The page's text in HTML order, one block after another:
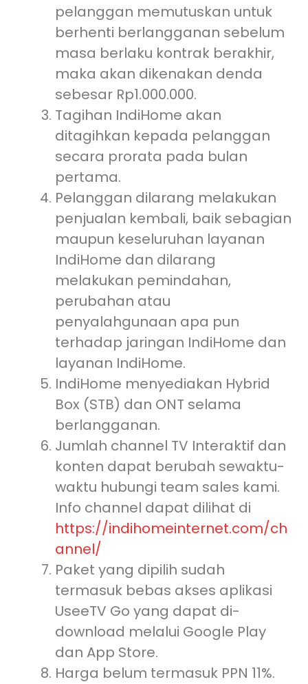
pelanggan memutuskan untuk
berhenti berlangganan sebelum
masa berlaku kontrak berakhir,
maka akan dikenakan denda
sebesar Rp1.000.000.
Tagihan IndiHome akan
ditagihkan kepada pelanggan
secara prorata pada bulan
pertama.
Pelanggan dilarang melakukan
penjualan kembali, baik sebagian
maupun keseluruhan layanan
IndiHome dan dilarang
melakukan pemindahan,
perubahan atau
penyalahgunaan apa pun
terhadap jaringan IndiHome dan
layanan IndiHome.
IndiHome menyediakan Hybrid
Box (STB) dan ONT selama
berlangganan.
Jumlah channel TV Interaktif dan
konten dapat berubah sewaktu-
waktu hubungi team sales kami.
Info channel dapat dilihat di
https://indihomeinternet.com/ch
annel/
Paket yang dipilih sudah
termasuk bebas akses aplikasi
UseeTV Go yang dapat di-
download melalui Google Play
dan App Store.
Harga belum termasuk PPN 11%.